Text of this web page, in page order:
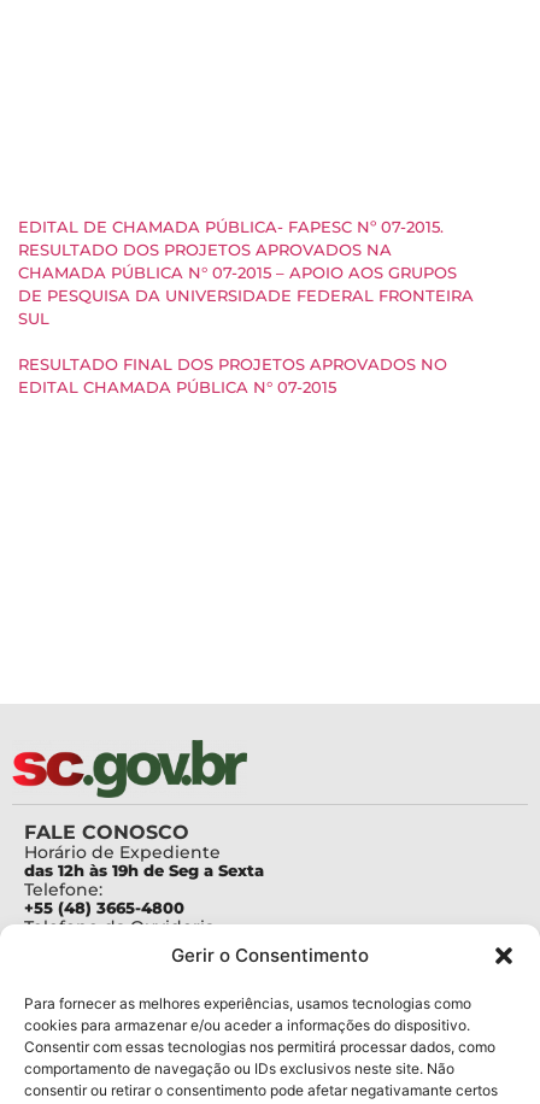
Gerir o Consentimento
Para fornecer as melhores experiências, usamos tecnologias como
cookies para armazenar e/ou aceder a informações do dispositivo.
Consentir com essas tecnologias nos permitirá processar dados, como
comportamento de navegação ou IDs exclusivos neste site. Não
consentir ou retirar o consentimento pode afetar negativamante certos
EDITAL DE CHAMADA PÚBLICA- FAPESC Nº 07-2015.
RESULTADO DOS PROJETOS APROVADOS NA
CHAMADA PÚBLICA N° 07-2015 – APOIO AOS GRUPOS
DE PESQUISA DA UNIVERSIDADE FEDERAL FRONTEIRA
SUL
RESULTADO FINAL DOS PROJETOS APROVADOS NO
EDITAL CHAMADA PÚBLICA N° 07-2015
FALE CONOSCO
Horário de Expediente
das 12h às 19h de Seg a Sexta
Telefone:
+55 (48) 3665-4800
Telefone da Ouvidoria
Para assuntos relacionados à Pesquisa
pesquisa@fapesc.sc.gov.br
Para assuntos relacionados à Inovação
inovacao@fapesc.sc.gov.br
Para assuntos relacionados à Bolsas
bolsas@fapesc.sc.gov.br